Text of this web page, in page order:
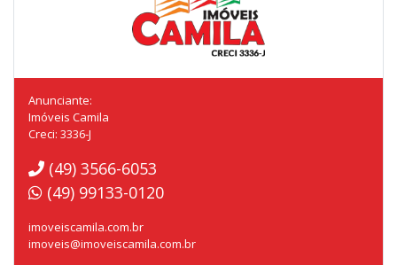
Anunciante:
Imóveis Camila
Creci: 3336-J
(49) 3566-6053
(49) 99133-0120
imoveiscamila.com.br
imoveis@imoveiscamila.com.br